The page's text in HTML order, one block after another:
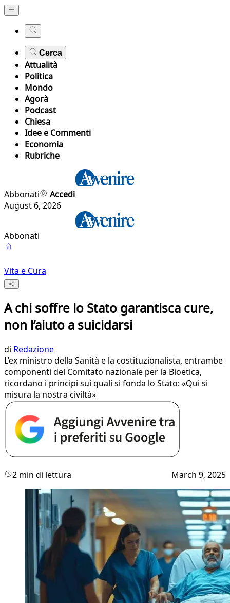
Cerca
Attualità
Politica
Mondo
Agorà
Podcast
Chiesa
Idee e Commenti
Economia
Rubriche
Abbonati
Accedi
August 6, 2026
Abbonati
Vita e Cura
A chi soffre lo Stato garantisca cure,
non l’aiuto a suicidarsi
di Redazione
L’ex ministro della Sanità e la costituzionalista, entrambe
componenti del Comitato nazionale per la Bioetica,
ricordano i principi sui quali si fonda lo Stato: «Qui si
misura la nostra civiltà»
2 min di lettura March 9, 2025